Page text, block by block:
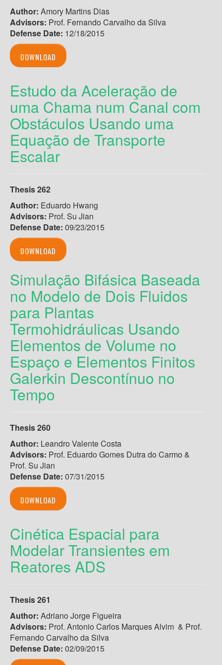
Author: Amory Martins Dias
Advisors: Prof. Fernando Carvalho da Silva
Defense Date: 12/18/2015
DOWNLOAD
Estudo da Aceleração de
uma Chama num Canal com
Obstáculos Usando uma
Equação de Transporte
Escalar
Thesis 262
Author: Eduardo Hwang
Advisors: Prof. Su Jian
Defense Date: 09/23/2015
DOWNLOAD
Simulação Bifásica Baseada
no Modelo de Dois Fluidos
para Plantas
Termohidráulicas Usando
Elementos de Volume no
Espaço e Elementos Finitos
Galerkin Descontínuo no
Tempo
Thesis 260
Author: Leandro Valente Costa
Advisors: Prof. Eduardo Gomes Dutra do Carmo &
Prof. Su Jian
Defense Date: 07/31/2015
DOWNLOAD
Cinética Espacial para
Modelar Transientes em
Reatores ADS
Thesis 261
Author: Adriano Jorge Figueira
Advisors: Prof. Antonio Carlos Marques Alvim & Prof.
Fernando Carvalho da Silva
Defense Date: 02/09/2015